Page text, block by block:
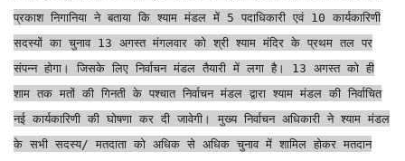
प्रकाश निगानिया ने बताया कि श्याम मंडल में 5 पदाधिकारी एवं 10 कार्यकारिणी
सदस्यों का चुनाव 13 अगस्त मंगलवार को श्री श्याम मंदिर के प्रथम तल पर
संपन्न होगा। जिसके लिए निर्वाचन मंडल तैयारी में लगा है। 13 अगस्त को ही
शाम तक मतों की गिनती के पश्चात निर्वाचन मंडल द्वारा श्याम मंडल की निर्वाचित
नई कार्यकारिणी की घोषणा कर दी जावेगी। मुख्य निर्वाचन अधिकारी ने श्याम मंडल
के सभी सदस्य/ मतदाता को अधिक से अधिक चुनाव में शामिल होकर मतदान